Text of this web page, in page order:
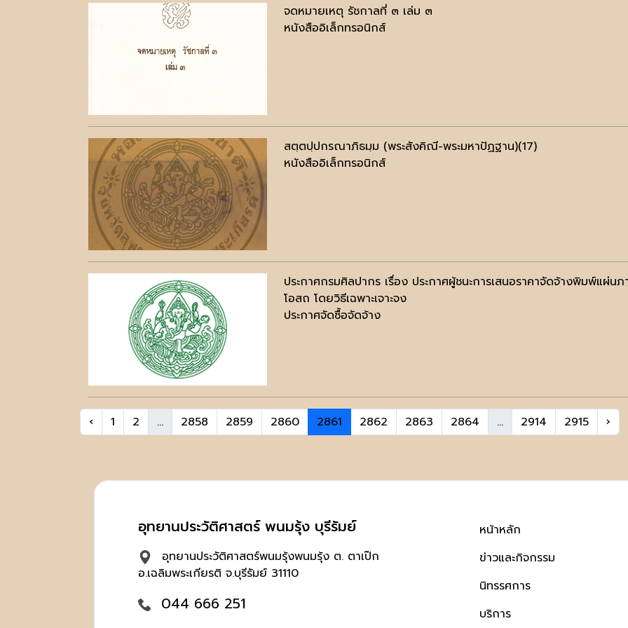
จดหมายเหตุ รัชกาลที่ ๓ เล่ม ๓
หนังสืออิเล็กทรอนิกส์
สตฺตปฺปกรณาภิธมฺม (พระสังคิณี-พระมหาปัฏฐาน)(17)
หนังสืออิเล็กทรอนิกส์
ประกาศกรมศิลปากร เรื่อง ประกาศผู้ชนะการเสนอราคาจัดจ้างพิมพ์แผ่น
โอสถ โดยวิธีเฉพาะเจาะจง
ประกาศจัดซื้อจัดจ้าง
‹ 1 2 ... 2858 2859 2860 2861 2862 2863 2864 ... 2914 2915 ›
อุทยานประวัติศาสตร์ พนมรุ้ง บุรีรัมย์
อุทยานประวัติศาสตร์พนมรุ้งพนมรุ้ง ต. ตาเป๊ก
อ.เฉลิมพระเกียรติ จ.บุรีรัมย์ 31110
044 666 251
หน้าหลัก
ข่าวและกิจกรรม
นิทรรศการ
บริการ